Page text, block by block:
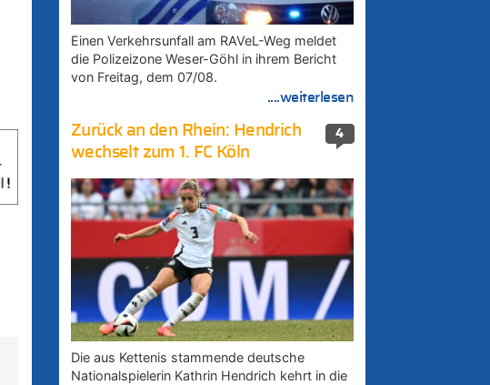
Einen Verkehrsunfall am RAVeL-Weg meldet
die Polizeizone Weser-Göhl in ihrem Bericht
von Freitag, dem 07/08.
....weiterlesen
4
Zurück an den Rhein: Hendrich
wechselt zum 1. FC Köln
Die aus Kettenis stammende deutsche
Nationalspielerin Kathrin Hendrich kehrt in die